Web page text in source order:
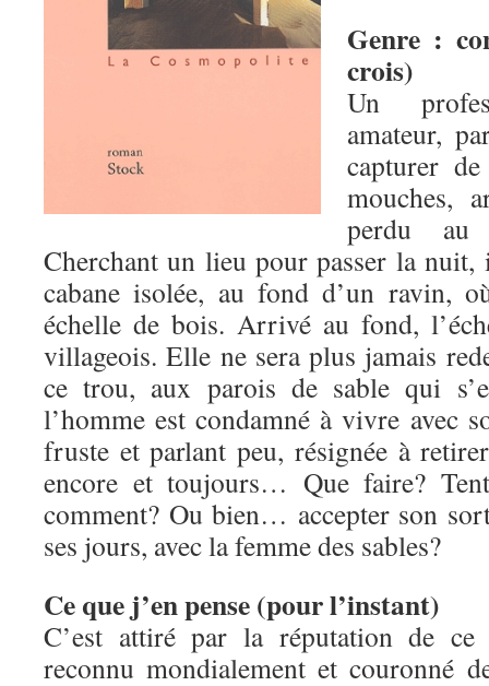
Genre :
crois)
Un
amateur,
capturer
mouches,
perdu au
Cherchant un lieu pour passer la
cabane isolée, au fond d’un ravin,
échelle de bois. Arrivé au fond,
villageois. Elle ne sera plus jamais
ce trou, aux parois de sable qui
l’homme est condamné à vivre avec
fruste et parlant peu, résignée à
encore et toujours… Que faire?
comment? Ou bien… accepter son
ses jours, avec la femme des sables?
Ce que j’en pense (pour l’instant)
C’est attiré par la réputation de ce
reconnu mondialement et couronné